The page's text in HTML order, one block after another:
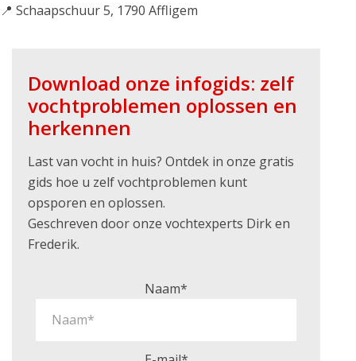
📍 Schaapschuur 5, 1790 Affligem
Download onze infogids: zelf
vochtproblemen oplossen en
herkennen
Last van vocht in huis? Ontdek in onze gratis
gids hoe u zelf vochtproblemen kunt
opsporen en oplossen.
Geschreven door onze vochtexperts Dirk en
Frederik.
Naam*